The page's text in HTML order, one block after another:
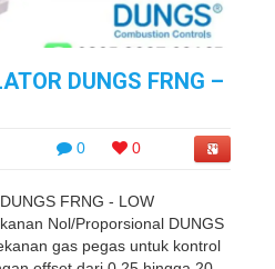
DUNGS FRNG –
0 0
FRNG - LOW
Nol/Proporsional DUNGS
gas pegas untuk kontrol